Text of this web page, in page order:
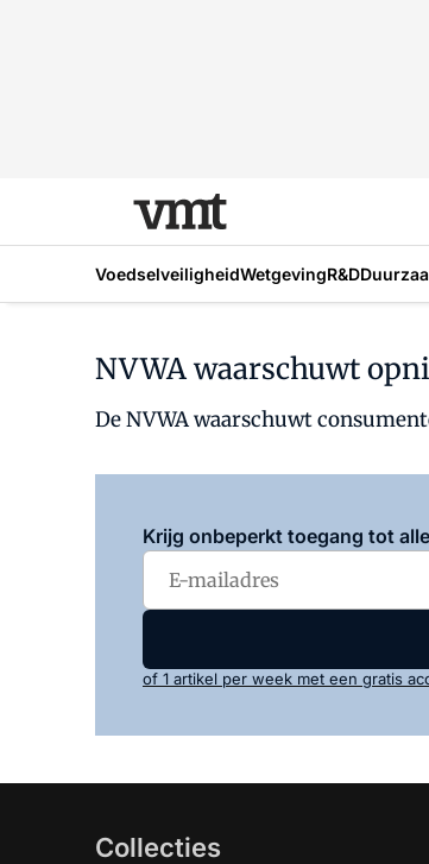
VoedselveiligheidWetgevingR&D
NVWA waarschuwt
De NVWA waarschuwt
Krijg onbeperkt toegang tot
of 1 artikel per week met een gratis
Collecties